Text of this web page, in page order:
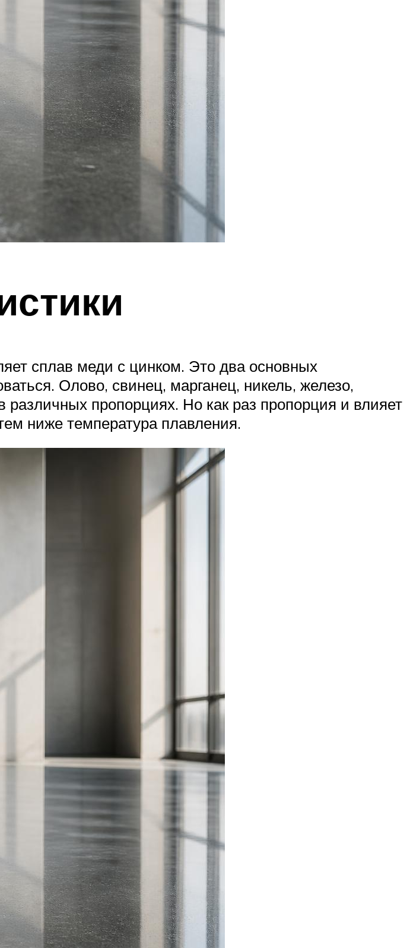
сплав меди с цинком. Это два основных
Олово, свинец, марганец, никель, железо,
пропорциях. Но как раз пропорция и влияет
ниже температура плавления.